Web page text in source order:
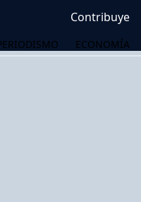
Contribuye
ECONOMÍA